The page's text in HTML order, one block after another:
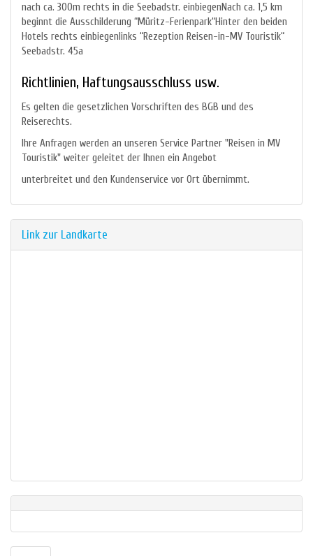
nach ca. 300m rechts in die Seebadstr. einbiegenNach ca. 1,5 km
beginnt die Ausschilderung “Müritz-Ferienpark“Hinter den beiden
Hotels rechts einbiegenlinks “Rezeption Reisen-in-MV Touristik“
Seebadstr. 45a
Richtlinien, Haftungsausschluss usw.
Es gelten die gesetzlichen Vorschriften des BGB und des
Reiserechts.
Ihre Anfragen werden an unseren Service Partner "Reisen in MV
Touristik" weiter geleitet der Ihnen ein Angebot
unterbreitet und den Kundenservice vor Ort übernimmt.
Link zur Landkarte